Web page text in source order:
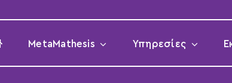
MetaMathesis Υπηρεσίες